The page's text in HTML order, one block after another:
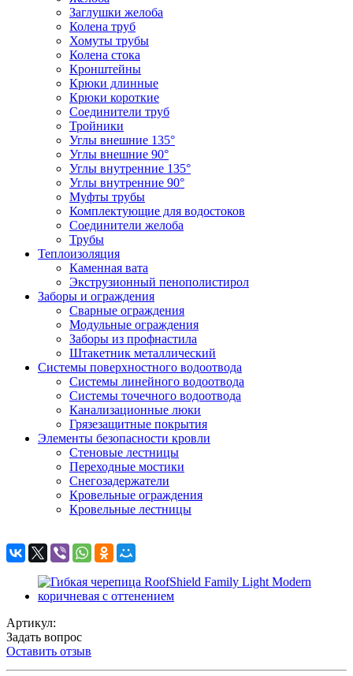
Заглушки желоба
Колена труб
Хомуты трубы
Колена стока
Кронштейны
Крюки длинные
Крюки короткие
Соединители труб
Тройники
Углы внешние 135°
Углы внешние 90°
Углы внутренние 135°
Углы внутренние 90°
Муфты трубы
Комплектующие для водостоков
Соединители желоба
Трубы
Теплоизоляция
Каменная вата
Экструзионный пенополистирол
Заборы и ограждения
Сварные ограждения
Модульные ограждения
Заборы из профнастила
Штакетник металлический
Системы поверхностного водоотвода
Системы линейного водоотвода
Системы точечного водоотвода
Канализационные люки
Грязезащитные покрытия
Элементы безопасности кровли
Стеновые лестницы
Переходные мостики
Снегозадержатели
Кровельные ограждения
Кровельные лестницы
Артикул:
Задать вопрос
Оставить отзыв